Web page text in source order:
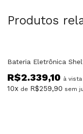
Produtos
R$2.339,10 à vista
10x de R$259,90 sem